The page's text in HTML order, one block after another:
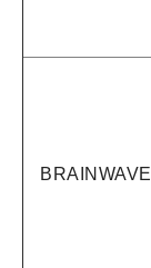
BRAINWAVE